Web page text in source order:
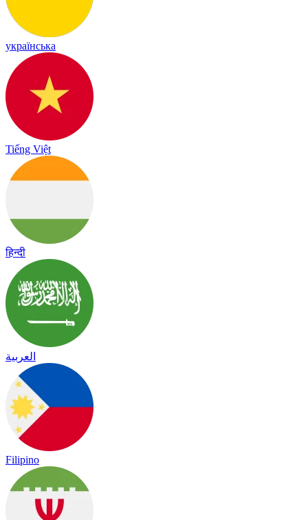
українська
Tiếng Việt
हिन्दी
العربية
Filipino